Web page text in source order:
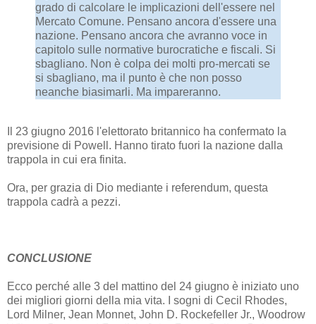
grado di calcolare le implicazioni dell'essere nel
Mercato Comune. Pensano ancora d'essere una
nazione. Pensano ancora che avranno voce in
capitolo sulle normative burocratiche e fiscali. Si
sbagliano. Non è colpa dei molti pro-mercati se
si sbagliano, ma il punto è che non posso
neanche biasimarli. Ma impareranno.
Il 23 giugno 2016 l'elettorato britannico ha confermato la
previsione di Powell. Hanno tirato fuori la nazione dalla
trappola in cui era finita.
Ora, per grazia di Dio mediante i referendum, questa
trappola cadrà a pezzi.
CONCLUSIONE
Ecco perché alle 3 del mattino del 24 giugno è iniziato uno
dei migliori giorni della mia vita. I sogni di Cecil Rhodes,
Lord Milner, Jean Monnet, John D. Rockefeller Jr., Woodrow